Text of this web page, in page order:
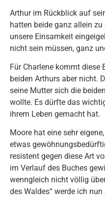
Arthur im Rückblick auf
hatten beide ganz allein
unsere Einsamkeit
nicht sein müssen, ganz
Für Charlene kommt diese
beiden Arthurs aber nicht.
seine Mutter sich die
wollte. Es dürfte das
ihrem Leben gemacht hat.
Moore hat eine sehr
etwas
resistent gegen diese Art
im Verlauf des Buches
wenngleich nicht völlig
des Waldes“ werde ich